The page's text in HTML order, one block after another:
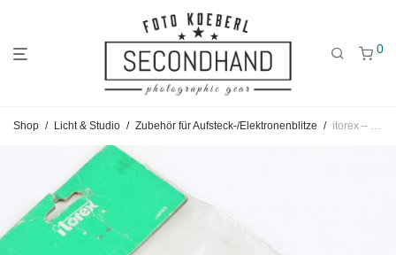
Hauptmenü
0
Shop / Licht & Studio / Zubehör für Aufsteck-/Elektronenblitze / itorex – blitzkabel